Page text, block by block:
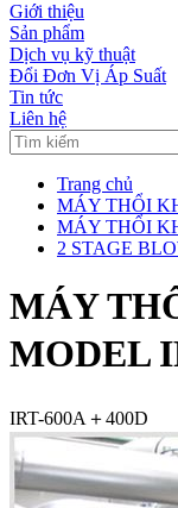
Giới thiệu
Sản phẩm
Dịch vụ kỹ thuật
Đổi Đơn Vị Áp Suất
Tin tức
Liên hệ
Trang chủ
MÁY THỔI
MÁY THỔI
2 STAGE
MÁY
MODEL
IRT-600A＋400D